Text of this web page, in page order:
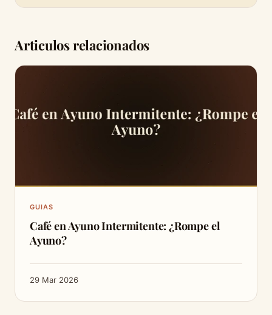
Articulos relacionados
GUIAS
Café en Ayuno Intermitente: ¿Rompe el
Ayuno?
29 Mar 2026